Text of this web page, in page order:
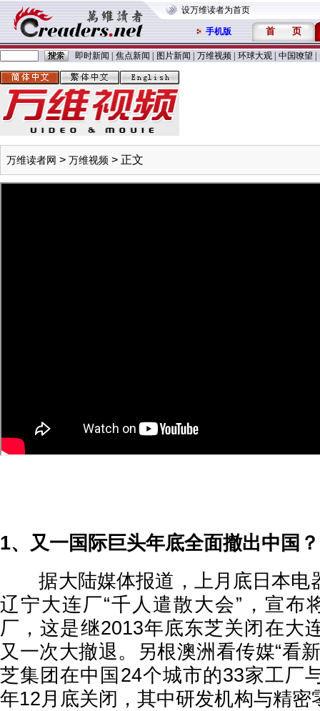
设万维读者为首页
手机版 首 页
即时新闻 焦点新闻 图片新闻 万维视频 环球大观 中国嘹望
万维读者网 > 万维视频 > 正文
1、又一国际巨头年底全面撤出中国？
据大陆媒体报道，上月底日本电
辽宁大连厂“千人遣散大会”，宣布
厂，这是继2013年底东芝关闭在大
又一次大撤退。另根澳洲看传媒“看
芝集团在中国24个城市的33家工厂
年12月底关闭，其中研发机构与精密